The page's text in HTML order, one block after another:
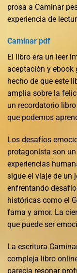
prosa a Caminar
experiencia de
Caminar pdf
El libro era un leer
aceptación y ebook
hecho de que este
amplia sobre la
un recordatorio
que podemos
Los desafíos
protagonista son
experiencias
sigue el viaje de un
enfrentando
históricas como el
fama y amor. La
que puede ser
La escritura
compleja libro
parecía resonar